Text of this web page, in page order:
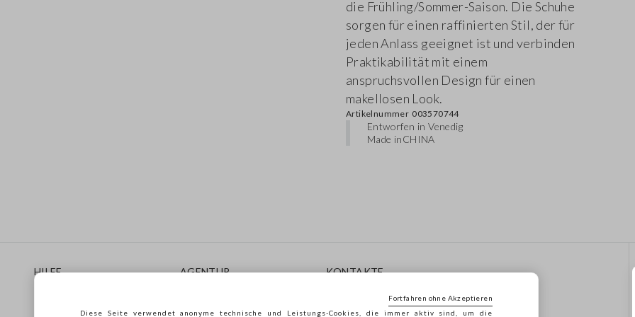
die Frühling/Sommer-Saison. Die Schuhe
sorgen für einen raffinierten Stil, der für
jeden Anlass geeignet ist und verbinden
Praktikabilität mit einem
anspruchsvollen Design für einen
makellosen Look.
Artikelnummer 003570744
Entworfen in Venedig
Made inCHINA
HILFE
Lieferungen
AGENTUR
KONTAKTE
Diese Seite verwendet anonyme technische und Leistungs-Cookies, die immer aktiv sind, um die
Fortfahren ohne Akzeptieren